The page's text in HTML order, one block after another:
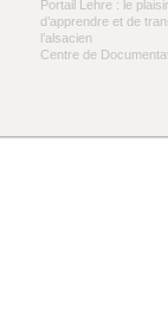
Portail Lehre : le plaisir
d’apprendre et de
l’alsacien
Centre de